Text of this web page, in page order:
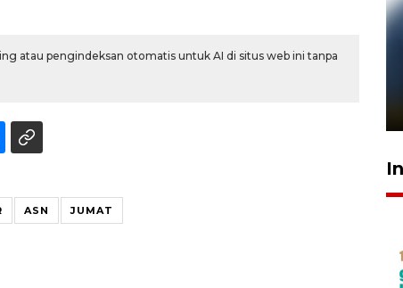
atau pengindeksan otomatis untuk AI di situs web ini tanpa
ASN JUMAT
Pelanggan Filaha Farm setia